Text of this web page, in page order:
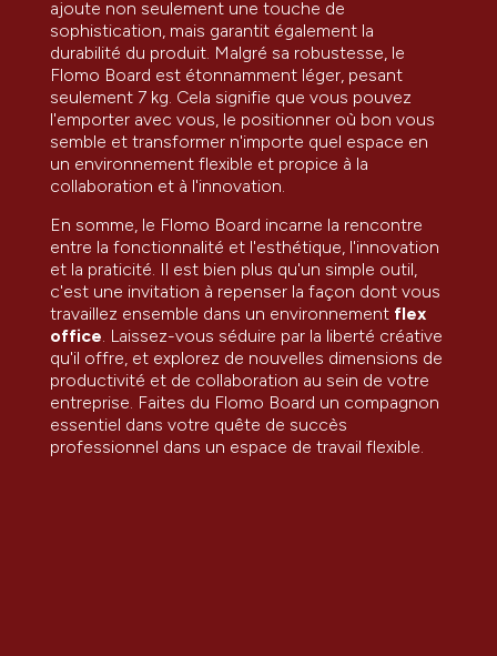
ajoute non seulement une touche de
sophistication, mais garantit également la
durabilité du produit. Malgré sa robustesse, le
Flomo Board est étonnamment léger, pesant
seulement 7 kg. Cela signifie que vous pouvez
l'emporter avec vous, le positionner où bon vous
semble et transformer n'importe quel espace en
un environnement flexible et propice à la
collaboration et à l'innovation.
En somme, le Flomo Board incarne la rencontre
entre la fonctionnalité et l'esthétique, l'innovation
et la praticité. Il est bien plus qu'un simple outil,
c'est une invitation à repenser la façon dont vous
travaillez ensemble dans un environnement flex
office. Laissez-vous séduire par la liberté créative
qu'il offre, et explorez de nouvelles dimensions de
productivité et de collaboration au sein de votre
entreprise. Faites du Flomo Board un compagnon
essentiel dans votre quête de succès
professionnel dans un espace de travail flexible.